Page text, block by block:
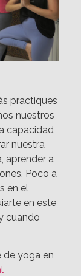
practiques
nuestros
capacidad
nuestra
aprender a
Poco a
en el
en este
cuando
de yoga en